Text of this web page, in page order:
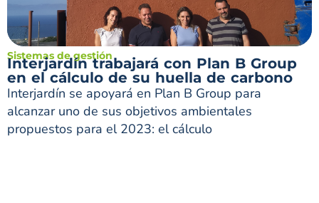
Sistemas de gestión
Interjardín trabajará con Plan B Group
en el cálculo de su huella de carbono
Interjardín se apoyará en Plan B Group para
alcanzar uno de sus objetivos ambientales
propuestos para el 2023: el cálculo